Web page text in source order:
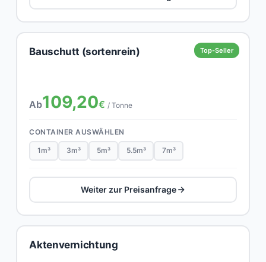
Top-Seller
Bauschutt (sortenrein)
Ab109,20€ / Tonne
CONTAINER AUSWÄHLEN
1m³ 3m³ 5m³ 5.5m³ 7m³
Weiter zur Preisanfrage
Aktenvernichtung